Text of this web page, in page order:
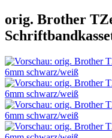
orig. Brother